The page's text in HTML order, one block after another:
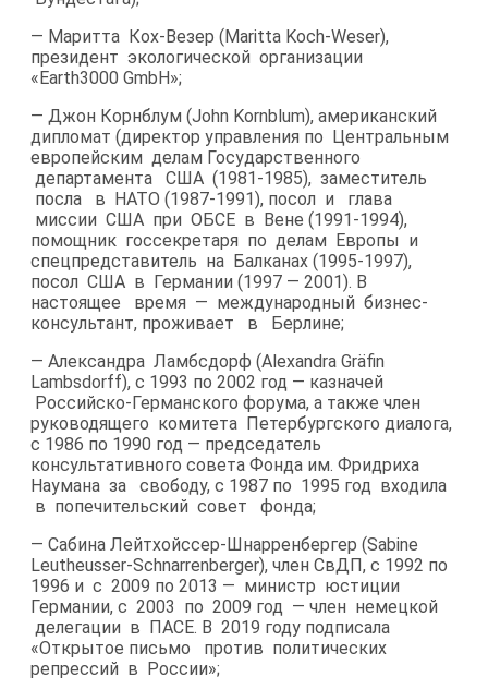
— Маритта Кох-​Везер (Maritta Koch-​Weser),
президент экологической организации
«Earth3000 GmbH»;
— Джон Корнблум (John Kornblum), американский
дипломат (директор управления по Центральным
европейским делам Государственного
департамента США (1981-1985), заместитель
посла в НАТО (1987-1991), посол и глава
миссии США при ОБСЕ в Вене (1991-1994),
помощник госсекретаря по делам Европы и
спецпредставитель на Балканах (1995-1997),
посол США в Германии (1997 — 2001). В
настоящее время — международный бизнес-​
консультант, проживает в Берлине;
— Александра Ламбсдорф (Alexandra Gräfin
Lambsdorff), с 1993 по 2002 год — казначей
Российско-​Германского форума, а также член
руководящего комитета Петербургского диалога,
с 1986 по 1990 год — председатель
консультативного совета Фонда им. Фридриха
Наумана за свободу, с 1987 по 1995 год входила
в попечительский совет фонда;
— Сабина Лейтхойссер-​Шнарренбергер (Sabine
Leutheusser-​Schnarrenberger), член СвДП, с 1992 по
1996 и с 2009 по 2013 — министр юстиции
Германии, с 2003 по 2009 год — член немецкой
делегации в ПАСЕ. В 2019 году подписала
«Открытое письмо против политических
репрессий в России»;